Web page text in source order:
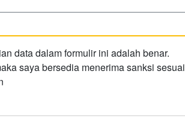
data dalam formulir ini adalah benar.
saya bersedia menerima sanksi sesuai